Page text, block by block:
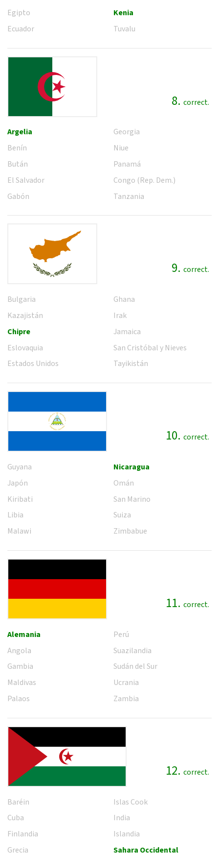
Egipto
Ecuador
Kenia
Tuvalu
8. correct.
Argelia
Benín
Bután
El Salvador
Gabón
Georgia
Niue
Panamá
Congo (Rep. Dem.)
Tanzania
9. correct.
Bulgaria
Kazajistán
Chipre
Eslovaquia
Estados Unidos
Ghana
Irak
Jamaica
San Cristóbal y Nieves
Tayikistán
10. correct.
Guyana
Japón
Kiribati
Libia
Malawi
Nicaragua
Omán
San Marino
Suiza
Zimbabue
11. correct.
Alemania
Angola
Gambia
Maldivas
Palaos
Perú
Suazilandia
Sudán del Sur
Ucrania
Zambia
12. correct.
Baréin
Cuba
Finlandia
Grecia
Islas Cook
India
Islandia
Sahara Occidental